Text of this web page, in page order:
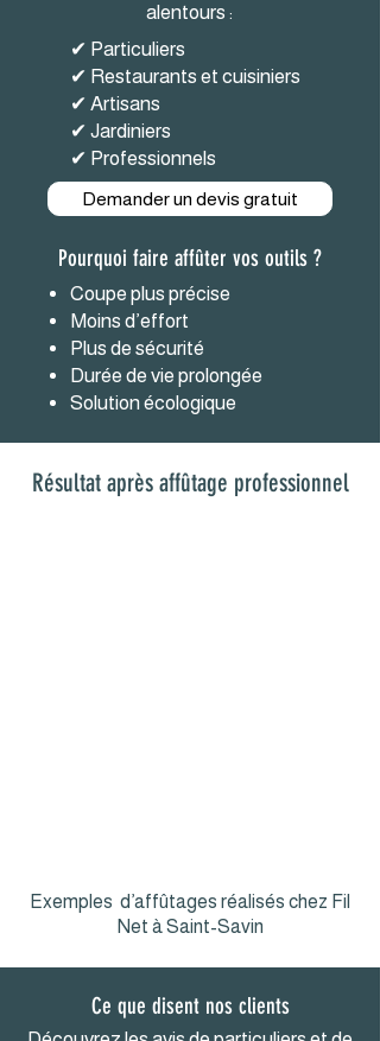
alentours :
✔ Particuliers
✔ Restaurants et cuisiniers
✔ Artisans
✔ Jardiniers
✔ Professionnels
Demander un devis gratuit
Pourquoi faire affûter vos outils ?
Coupe plus précise
Moins d’effort
Plus de sécurité
Durée de vie prolongée
Solution écologique
Résultat après affûtage professionnel
Exemples d’affûtages réalisés chez Fil
Net à Saint-Savin
Ce que disent nos clients